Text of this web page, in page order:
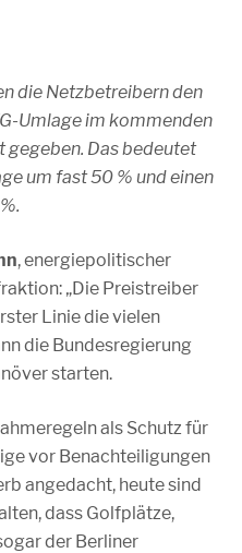
die Netzbetreibern den
Umlage im kommenden
gegeben. Das bedeutet
um fast 50 % und einen
, energiepolitischer
„Die Preistreiber
Linie die vielen
die Bundesregierung
starten.
als Schutz für
vor Benachteiligungen
angedacht, heute sind
dass Golfplätze,
der Berliner